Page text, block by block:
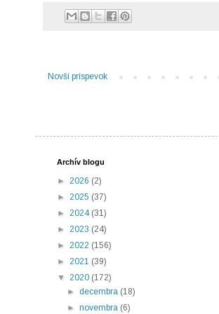
Novší príspevok
Archív blogu
► 2026 (2)
► 2025 (37)
► 2024 (31)
► 2023 (24)
► 2022 (156)
► 2021 (39)
▼ 2020 (172)
►decembra (18)
►novembra (6)